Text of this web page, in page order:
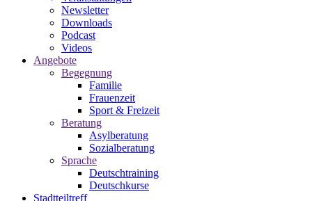
Newsletter
Downloads
Podcast
Videos
Angebote
Begegnung
Familie
Frauenzeit
Sport & Freizeit
Beratung
Asylberatung
Sozialberatung
Sprache
Deutschtraining
Deutschkurse
Stadtteiltreff